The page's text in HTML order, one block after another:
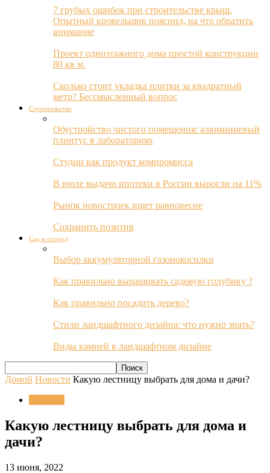
7 грубых ошибок при строительстве крыш.
Опытный кровельщик пояснил, на что обратить
внимание
Проект одноэтажного дома простой конструкции
80 кв м.
Сколько стоит укладка плитки за квадратный
метр? Бессмысленный вопрос
Строительство
Обустройство чистого помещения: алюминиевый
плинтус в лабораториях
Студии как продукт компромисса
В июле выдачи ипотеки в России выросли на 11%
Рынок новостроек ищет равновесие
Сохранить позитив
Сад и огород
Выбор аккумуляторной газонокосилки
Как правильно выращивать садовую голубику ?
Как правильно посадить дерево?
Стили ландшафтного дизайна: что нужно знать?
Виды камней в ландшафтном дизайне
Домой Новости Какую лестницу выбрать для дома и дачи?
Какую лестницу выбрать для дома и
дачи?
13 июня, 2022